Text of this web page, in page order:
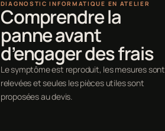
DIAGNOSTIC INFORMATIQUE EN ATELIER
Comprendre la
panne avant
d’engager des frais
Le symptôme est reproduit, les mesures sont
relevées et seules les pièces utiles sont
proposées au devis.